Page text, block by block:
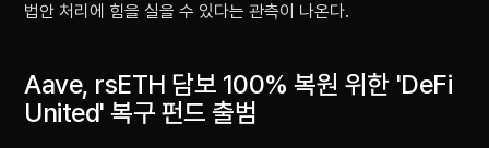
법안 처리에 힘을 실을 수 있다는 관측이 나온다.
Aave, rsETH 담보 100% 복원 위한 'DeFi
United' 복구 펀드 출범